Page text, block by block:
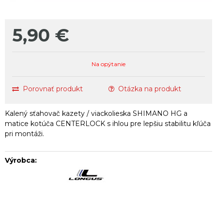
5,90 €
Na opýtanie
Porovnať produkt Otázka na produkt
Kalený sťahovač kazety / viackolieska SHIMANO HG a
matice kotúča CENTERLOCK s ihlou pre lepšiu stabilitu kľúča
pri montáži.
Výrobca: